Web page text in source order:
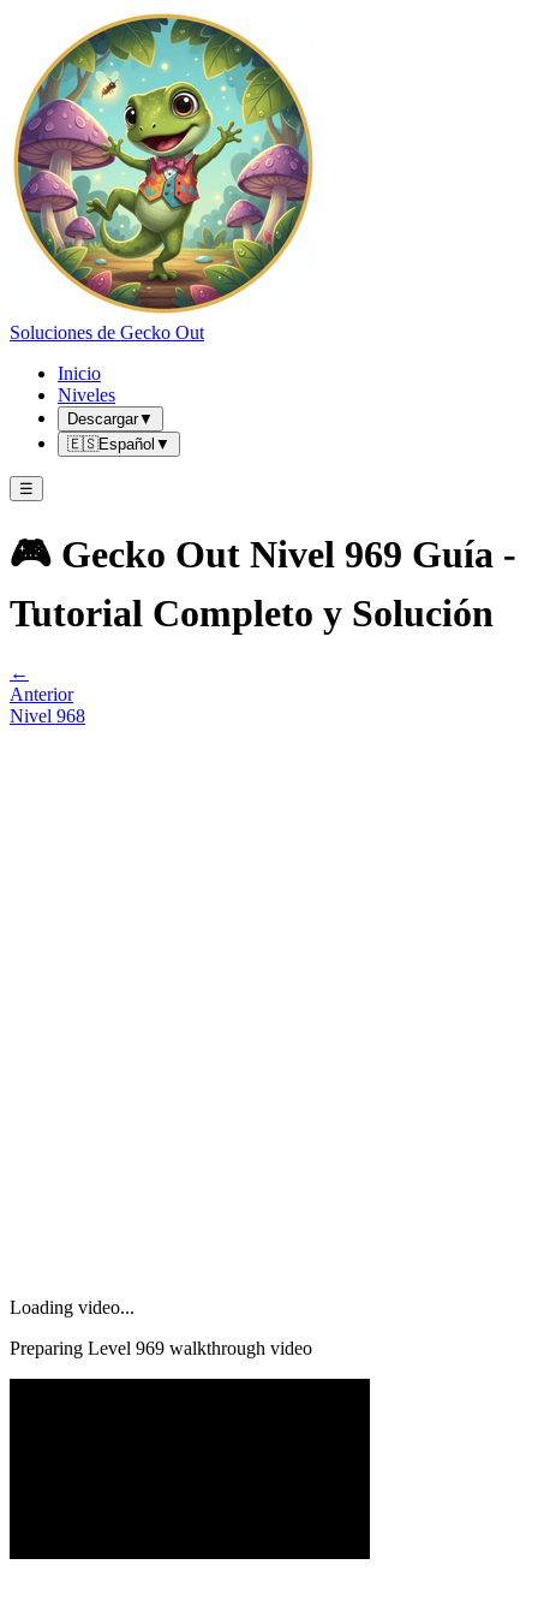
Soluciones de Gecko Out
Inicio
Niveles
Descargar▼
🇪🇸Español ▼
☰
🎮 Gecko Out Nivel 969 Guía -
Tutorial Completo y Solución
←
Anterior
Nivel 968
Loading video...
Preparing Level 969 walkthrough video